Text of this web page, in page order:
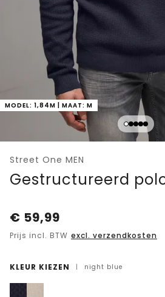
MODEL: 1,84M | MAAT: M
Street One MEN
Gestructureerd
€ 59,99
Prijs incl. BTW excl. verzendkosten
KLEUR KIEZEN | night blue